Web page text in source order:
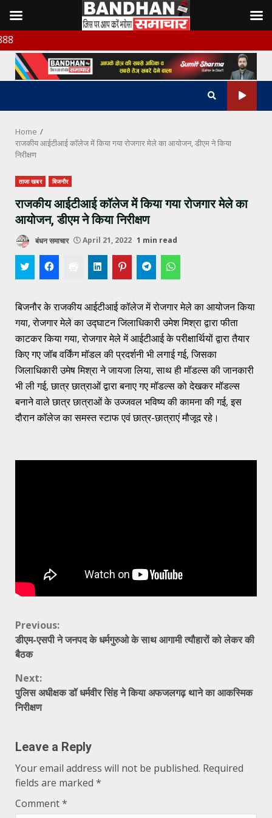
Skip
to
content
Home
राजकीय आईटीआई कॉलेज में किया गया रोजगार मेले का आयोजन, डीएम ने किया
निरीक्षण
ताजा खबर बिजनौर
राजकीय आईटीआई कॉलेज में किया गया रोजगार मेले का
आयोजन, डीएम ने किया निरीक्षण
बंधन समाचार April 21, 2022 1 min read
बिजनौर के राजकीय आईटीआई कॉलेज में रोजगार मेले का आयोजन किया
गया, रोजगार मेले का उद्घाटन जिलाधिकारी उमेश मिश्रा द्वारा फीता
काटकर किया गया, रोजगार मेले में आईटीआई के परीक्षार्थियों द्वारा तैयार
किए गए जॉब वर्किंग मॉडल की प्रदर्शनी भी लगाई गई, जिसका
जिलाधिकारी उमेष मिश्रा ने जायजा लिया, साथ ही मॉडल्स की जानकारी
भी ली गई, छात्र छात्राओं द्वारा बनाए गए मॉडल्स को देखकर मॉडल्स
बनाने वाले छात्र छात्राओं के उज्जवल भविष्य की कामना की गई, इस
दौरान कॉलेज का समस्त स्टाफ एवं छात्र-छात्राएं मौजूद रहे।
Continue
Reading
Previous:
डीएम-एसपी ने जनपद के धर्मगुरुओ के साथ आगामी त्यौहारों को लेकर की
बैठक
Next:
पुलिस अधीक्षक डॉ धर्मवीर सिंह ने किया अफजलगढ़ थाने का आकस्मिक
निरीक्षण
Leave a Reply
Your email address will not be published. Required
fields are marked *
Comment*